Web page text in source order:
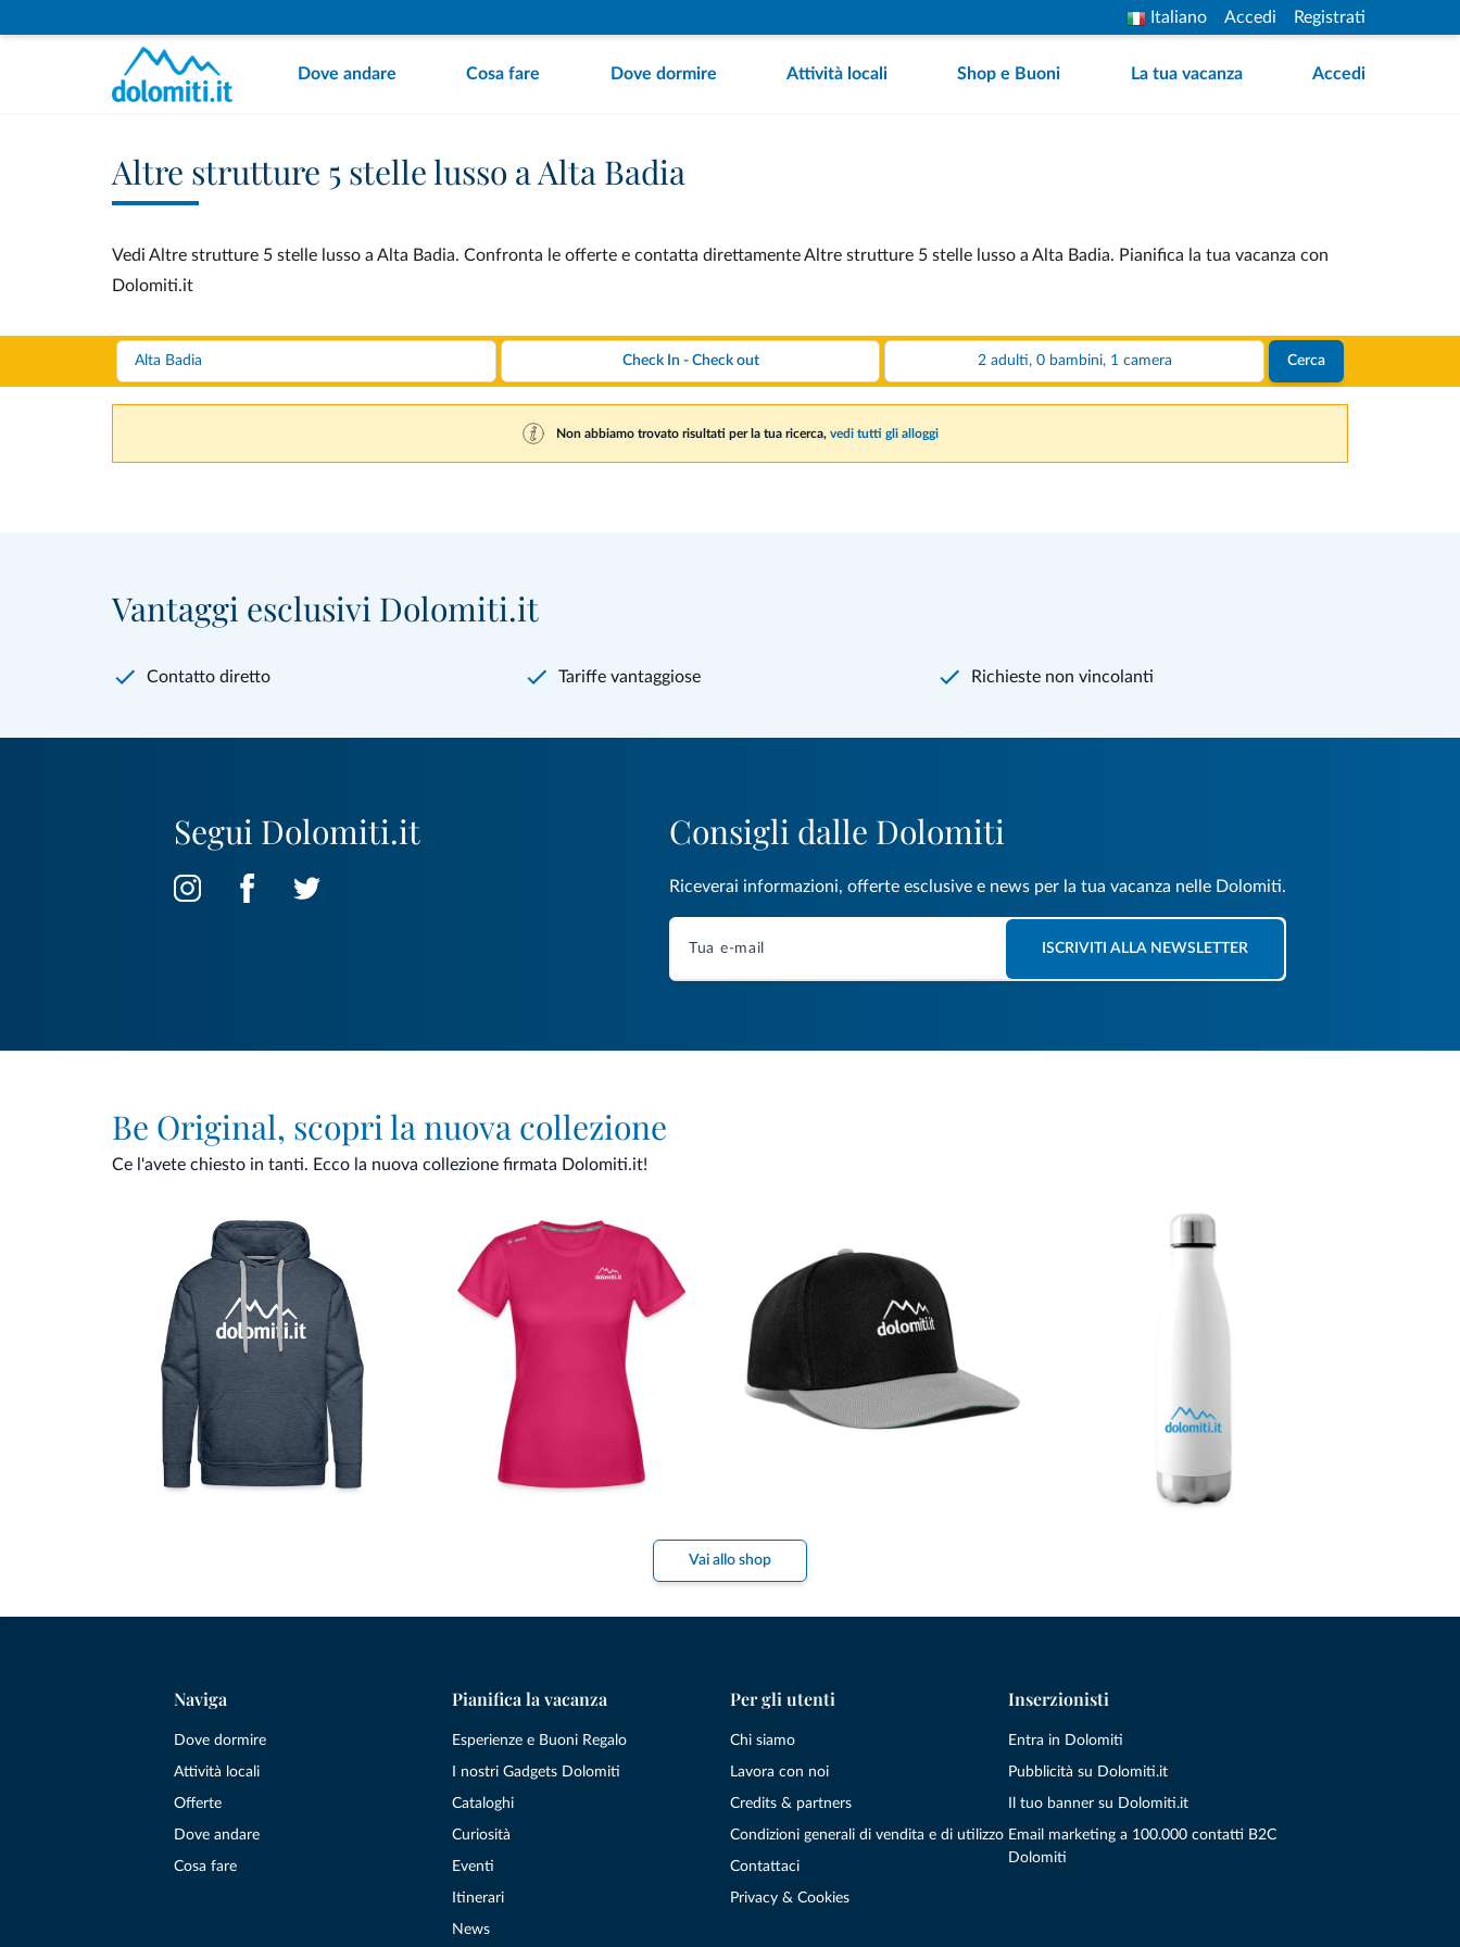
Italiano Accedi Registrati
Dove andare Cosa fare Dove dormire Attività locali Shop e Buoni La tua vacanza Accedi
Altre strutture 5 stelle lusso a Alta Badia
Vedi Altre strutture 5 stelle lusso a Alta Badia. Confronta le offerte e contatta direttamente Altre strutture 5 stelle lusso a Alta Badia. Pianifica la tua vacanza con
Dolomiti.it
2 adulti, 0 bambini, 1 camera Cerca
Non abbiamo trovato risultati per la tua ricerca, vedi tutti gli alloggi
Vantaggi esclusivi Dolomiti.it
Contatto diretto Tariffe vantaggiose Richieste non vincolanti
Segui Dolomiti.it Consigli dalle Dolomiti
Riceverai informazioni, offerte esclusive e news per la tua vacanza nelle Dolomiti.
ISCRIVITI ALLA NEWSLETTER
Be Original, scopri la nuova collezione
Ce l'avete chiesto in tanti. Ecco la nuova collezione firmata Dolomiti.it!
Vai allo shop
Naviga
Dove dormire
Attività locali
Offerte
Dove andare
Cosa fare
Pianifica la vacanza
Esperienze e Buoni Regalo
I nostri Gadgets Dolomiti
Cataloghi
Curiosità
Eventi
Itinerari
News
Per gli utenti
Chi siamo
Lavora con noi
Credits & partners
Condizioni generali di vendita e di utilizzo
Contattaci
Privacy & Cookies
Inserzionisti
Entra in Dolomiti
Pubblicità su Dolomiti.it
Il tuo banner su Dolomiti.it
Email marketing a 100.000 contatti B2C
Dolomiti